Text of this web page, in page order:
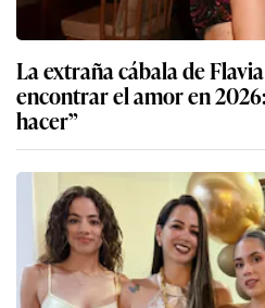
La extraña cábala de
encontrar el amor en
hacer”